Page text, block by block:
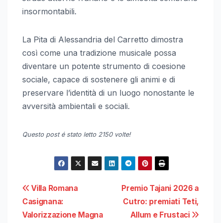
insormontabili.
La Pita di Alessandria del Carretto dimostra
così come una tradizione musicale possa
diventare un potente strumento di coesione
sociale, capace di sostenere gli animi e di
preservare l’identità di un luogo nonostante le
avversità ambientali e sociali.
Questo post é stato letto 2150 volte!
Navigazione
articoli
Premio Tajani 2026 a
Cutro: premiati Teti,
Allum e Frustaci
Villa Romana
Casignana:
Valorizzazione Magna